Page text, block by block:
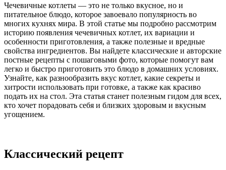
Чечевичные котлеты — это не только вкусное, но и
питательное блюдо, которое завоевало популярность во
многих кухнях мира. В этой статье мы подробно рассмотрим
историю появления чечевичных котлет, их вариации и
особенности приготовления, а также полезные и вредные
свойства ингредиентов. Вы найдете классические и авторские
постные рецепты с пошаговыми фото, которые помогут вам
легко и быстро приготовить это блюдо в домашних условиях.
Узнайте, как разнообразить вкус котлет, какие секреты и
хитрости использовать при готовке, а также как красиво
подать их на стол. Эта статья станет полезным гидом для всех,
кто хочет порадовать себя и близких здоровым и вкусным
угощением.
Классический рецепт